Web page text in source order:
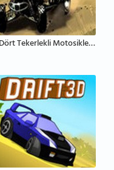
3D Dört Tekerlekli Motosiklet Yarışları